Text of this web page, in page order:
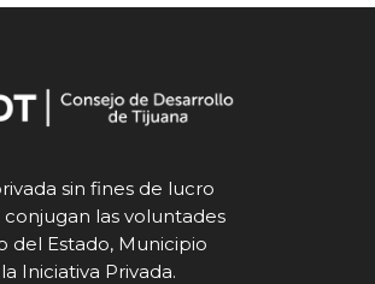
sin fines de lucro
conjugan las voluntades
del Estado, Municipio
Iniciativa Privada.